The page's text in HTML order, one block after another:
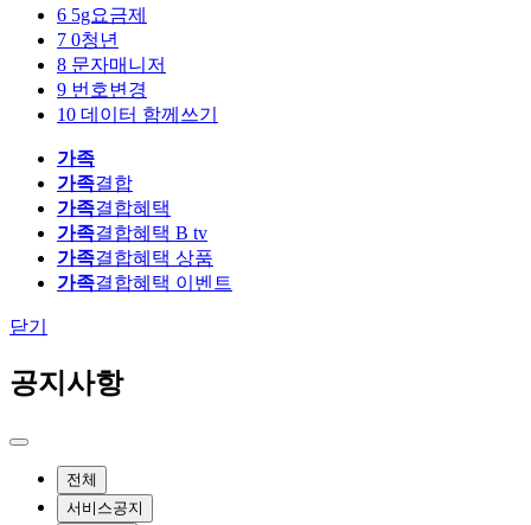
6 5g요금제
7 0청년
8 문자매니저
9 번호변경
10 데이터 함께쓰기
가족
가족결합
가족결합혜택
가족결합혜택 B tv
가족결합혜택 상품
가족결합혜택 이벤트
닫기
공지사항
전체
서비스공지